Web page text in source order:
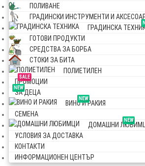
ПОЛИВАНЕ
ГРАДИНСКИ ИНСТРУМЕНТИ И
ГРАДИНСКА
ГОТОВИ ПРОДУКТИ
СРЕДСТВА ЗА БОРБА
СТОКИ ЗА БИТА
ПОЛИЕТИЛЕН
SALE
ПРОМОЦИИ
NEW
ЗА ДЕЦА
NEW
ВИНО И РАКИЯ
СЕМЕНА
NEW
ДОМАШНИ
УСЛОВИЯ ЗА ДОСТАВКА
КОНТАКТИ
ИНФОРМАЦИОНЕН ЦЕНТЪР